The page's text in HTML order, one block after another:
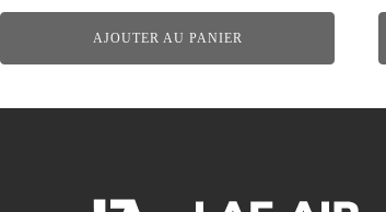
AJOUTER AU PANIER